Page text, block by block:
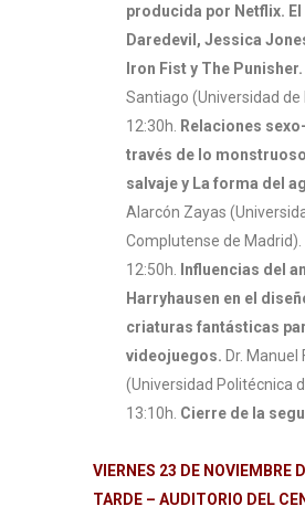
producida por Netflix.
Daredevil, Jessica
Iron Fist y The Punisher.
Santiago (Universidad de
12:30h.
Relaciones
través de lo
salvaje y La forma del
Alarcón Zayas
Complutense de Madrid).
12:50h.
Influencias del
Harryhausen en el
criaturas fantásticas
videojuegos. Dr. Manuel
(Universidad Politécnica
13:10h. Cierre de la
VIERNES 23 DE NOVIEMBRE
TARDE – AUDITORIO DEL